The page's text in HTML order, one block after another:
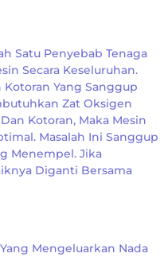
Satu Penyebab Tenaga
Secara Keseluruhan.
Yang Sanggup
Zat Oksigen
Kotoran, Maka Mesin
Masalah Ini Sanggup
Menempel. Jika
Diganti Bersama
Mengeluarkan Nada